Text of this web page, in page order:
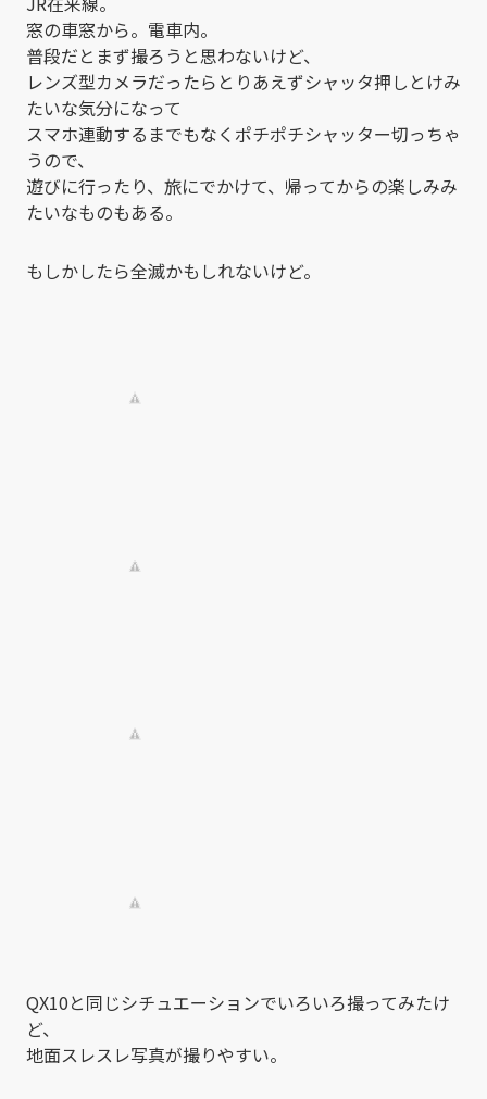
窓の車窓から。電車内。
普段だとまず撮ろうと思わないけど、
レンズ型カメラだったらとりあえずシャッタ押しとけみ
たいな気分になって
スマホ連動するまでもなくポチポチシャッター切っちゃ
うので、
遊びに行ったり、旅にでかけて、帰ってからの楽しみみ
たいなものもある。
もしかしたら全滅かもしれないけど。
QX10と同じシチュエーションでいろいろ撮ってみたけ
ど、
地面スレスレ写真が撮りやすい。